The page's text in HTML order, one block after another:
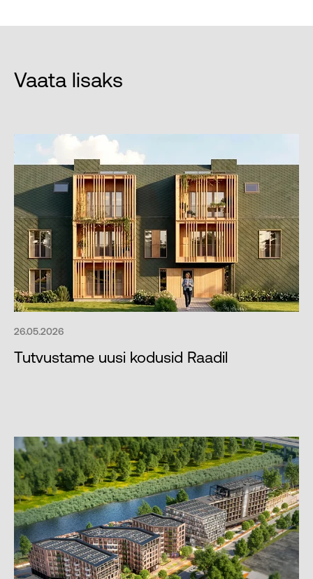
Vaata lisaks
26.05.2026
Tutvustame uusi kodusid Raadil